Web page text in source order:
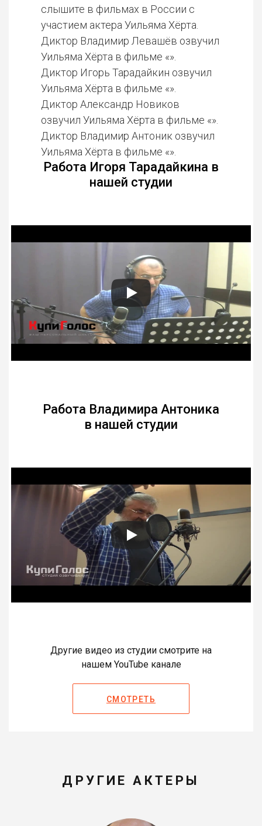
слышите в фильмах в России с
участием актера Уильяма Хёрта.
Диктор Владимир Левашёв озвучил
Уильяма Хёрта в фильме «».
Диктор Игорь Тарадайкин озвучил
Уильяма Хёрта в фильме «».
Диктор Александр Новиков
озвучил Уильяма Хёрта в фильме «».
Диктор Владимир Антоник озвучил
Уильяма Хёрта в фильме «».
Работа Игоря Тарадайкина в
нашей студии
Работа Владимира Антоника
в нашей студии
Другие видео из студии смотрите на
нашем YouTube канале
СМОТРЕТЬ
ДРУГИЕ АКТЕРЫ